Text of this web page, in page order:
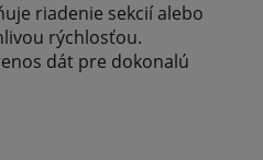
riadenie sekcií alebo
rýchlosťou.
dát pre dokonalú